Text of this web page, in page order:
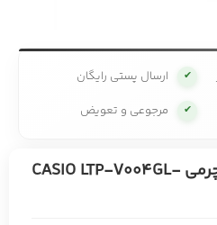
✔ ارسال پستی رایگان
✔ مرجوعی و تعویض
ساعت کاسیو زنانه بند چرمی CASIO LTP-V004GL-